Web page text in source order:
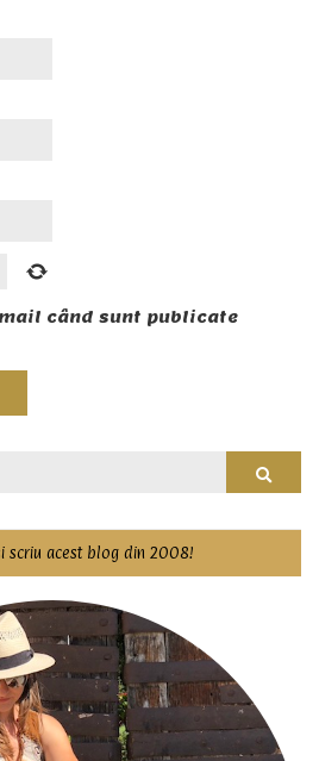
când sunt publicate
scriu acest blog din 2008!